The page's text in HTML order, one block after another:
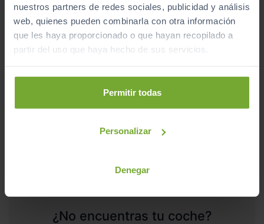
nuestros partners de redes sociales, publicidad y análisis
web, quienes pueden combinarla con otra información
que les haya proporcionado o que hayan recopilado a
partir del uso que haya hecho de sus servicios.
Permitir todas
Personalizar
Denegar
- 3.510€
CITROEN C3
TURBO 100 MAX
Manual
Gasolina
20.500
16.990
202
C
¿No encuentras tu coche?